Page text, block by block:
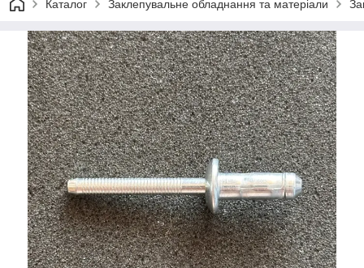
Каталог Заклепувальне обладнання та матеріали